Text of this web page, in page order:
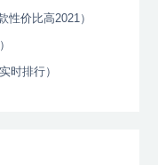
价比高2021）
时排行）